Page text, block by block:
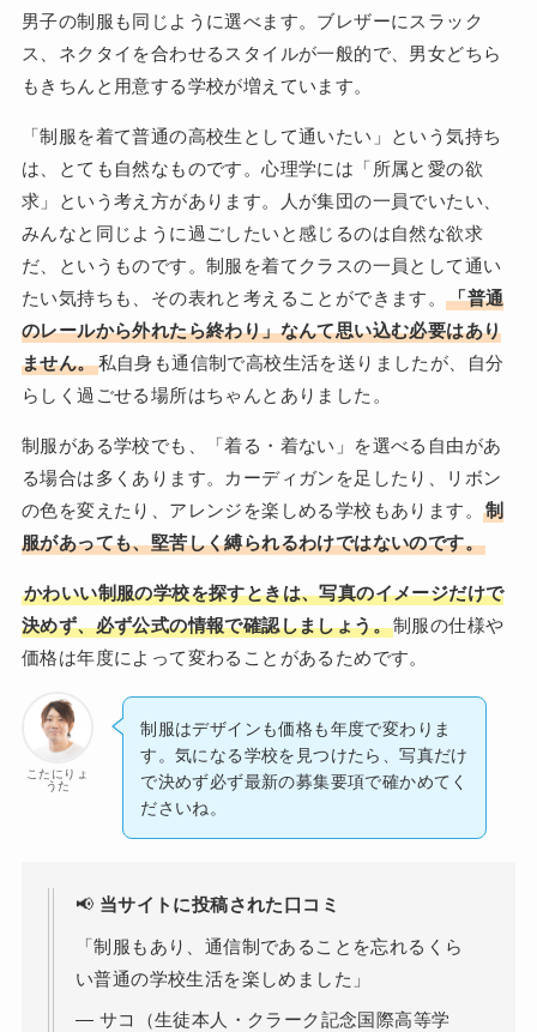
男子の制服も同じように選べます。ブレザーにスラック
ス、ネクタイを合わせるスタイルが一般的で、男女どちら
もきちんと用意する学校が増えています。
「制服を着て普通の高校生として通いたい」という気持ち
は、とても自然なものです。心理学には「所属と愛の欲
求」という考え方があります。人が集団の一員でいたい、
みんなと同じように過ごしたいと感じるのは自然な欲求
だ、というものです。制服を着てクラスの一員として通い
たい気持ちも、その表れと考えることができます。「普通
のレールから外れたら終わり」なんて思い込む必要はあり
ません。私自身も通信制で高校生活を送りましたが、自分
らしく過ごせる場所はちゃんとありました。
制服がある学校でも、「着る・着ない」を選べる自由があ
る場合は多くあります。カーディガンを足したり、リボン
の色を変えたり、アレンジを楽しめる学校もあります。
制
服があっても、堅苦しく縛られるわけではないのです。
かわいい制服の学校を探すときは、写真のイメージだけで
決めず、必ず公式の情報で確認しましょう。制服の仕様や
価格は年度によって変わることがあるためです。
こたにりょ
うた
制服はデザインも価格も年度で変わりま
す。気になる学校を見つけたら、写真だけ
で決めず必ず最新の募集要項で確かめてく
ださいね。
📢 当サイトに投稿された口コミ
「制服もあり、通信制であることを忘れるくら
い普通の学校生活を楽しめました」
— サコ（生徒本人・クラーク記念国際高等学